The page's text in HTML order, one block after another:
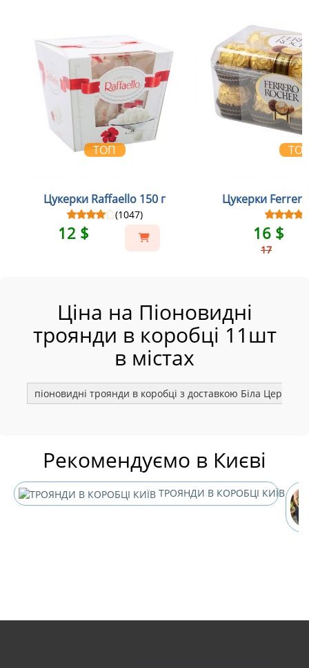
ТОП
Цукерки Raffaello 150 г
(1047)
12 $
Цукерки
16 $
17
Ціна на Піоновидні
троянди в коробці 11шт
в містах
піоновидні троянди в коробці з доставкою Біла Церква
Рекомендуємо в Києві
ТРОЯНДИ В КОРОБЦІ КИЇВ